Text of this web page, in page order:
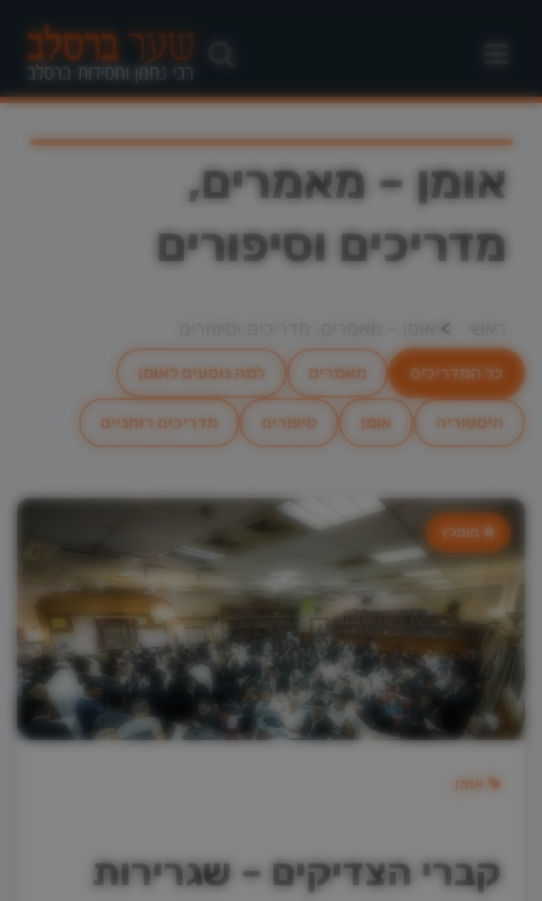
אומן – מאמרים,
מדריכים וסיפורים
>
כל המדריכים מאמרים למה נוסעים לאומן
היסטוריה אומן סיפורים מדריכים רוחניים
מומלץ
אומן
קברי הצדיקים – שגרירות